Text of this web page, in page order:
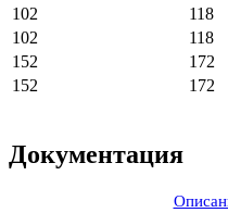
102
118
102
118
152
172
152
172
Документация